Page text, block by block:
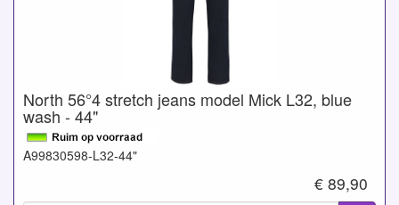
North 56°4 stretch jeans model Mick L32, blue
wash - 44"
A99830598-L32-44"
€ 89,90